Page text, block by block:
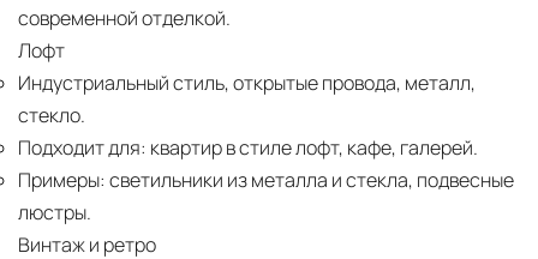
современной отделкой.
Лофт
Индустриальный стиль, открытые провода, металл,
стекло.
Подходит для: квартир в стиле лофт, кафе, галерей.
Примеры: светильники из металла и стекла, подвесные
люстры.
Винтаж и ретро